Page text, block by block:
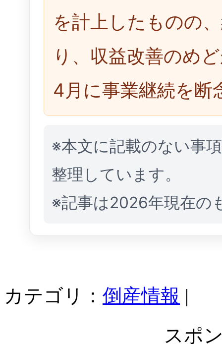
を計上したものの
り、収益改善のめ
4月に事業継続を断
※本文に記載のない事
整理しています。
※記事は2026年現在の
カテゴリ： 倒産情報 |
スポ